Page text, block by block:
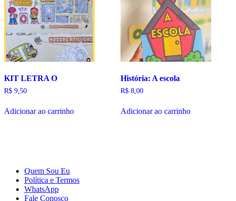
KIT LETRA O
R$ 9,50
Adicionar ao carrinho
História: A escola
R$8,00
Adicionar ao carrinho
Quem Sou Eu
Política e Termos
WhatsApp
Fale Conosco